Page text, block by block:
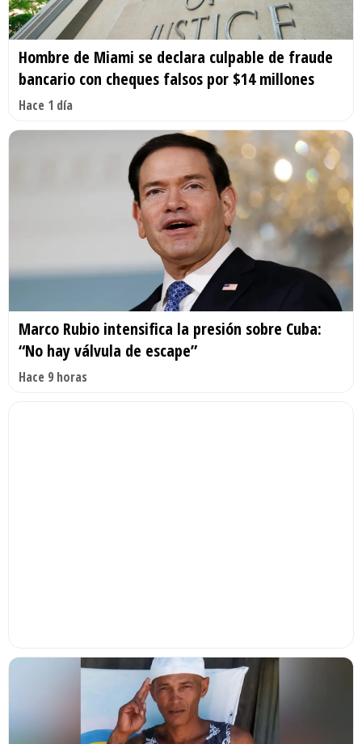
Hombre de Miami se declara culpable de fraude
bancario con cheques falsos por $14 millones
Hace 1 día
Marco Rubio intensifica la presión sobre Cuba:
“No hay válvula de escape”
Hace 9 horas